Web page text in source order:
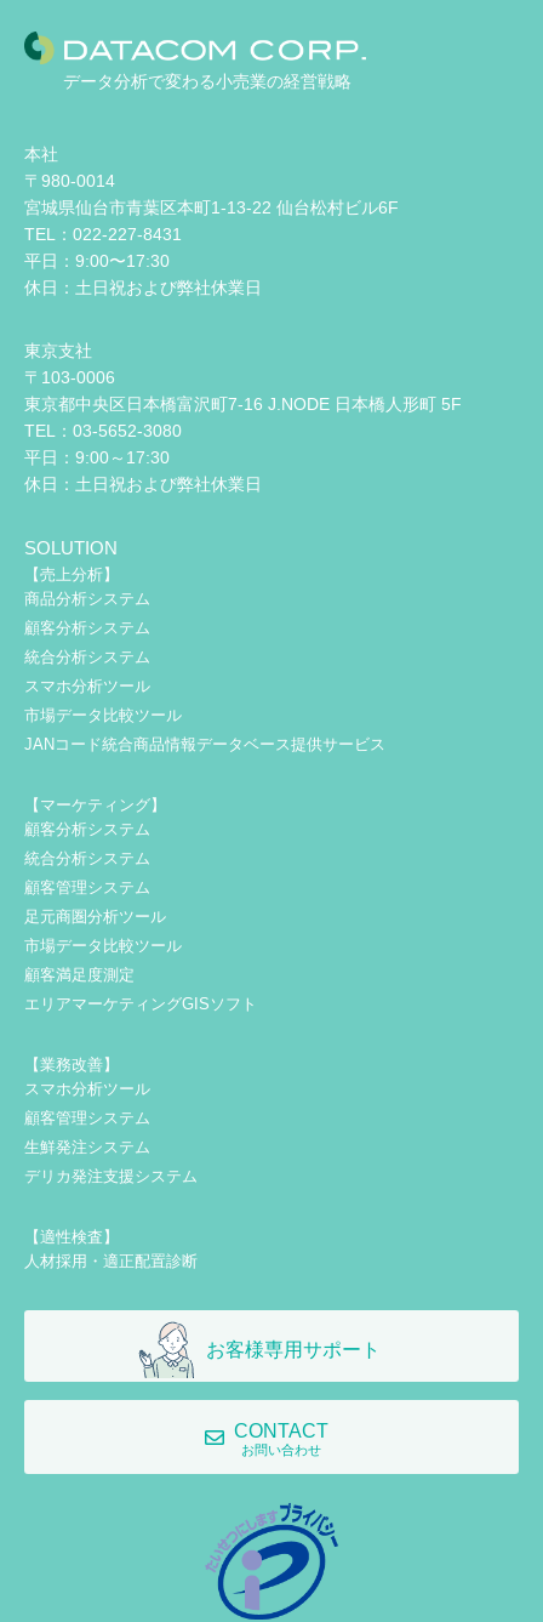
データ分析で変わる小売業の経営戦略
本社
〒980-0014
宮城県仙台市青葉区本町1-13-22 仙台松村ビル6F
TEL：022-227-8431
平日：9:00〜17:30
休日：土日祝および弊社休業日
東京支社
〒103-0006
東京都中央区日本橋富沢町7-16 J.NODE 日本橋人形町 5F
TEL：03-5652-3080
平日：9:00～17:30
休日：土日祝および弊社休業日
SOLUTION
【売上分析】
商品分析システム
顧客分析システム
統合分析システム
スマホ分析ツール
市場データ比較ツール
JANコード統合商品情報データベース提供サービス
【マーケティング】
顧客分析システム
統合分析システム
顧客管理システム
足元商圏分析ツール
市場データ比較ツール
顧客満足度測定
エリアマーケティングGISソフト
【業務改善】
スマホ分析ツール
顧客管理システム
生鮮発注システム
デリカ発注支援システム
【適性検査】
人材採用・適正配置診断
お客様専用サポート
CONTACT
お問い合わせ